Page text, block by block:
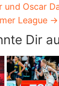
und Oscar
League →
Dir